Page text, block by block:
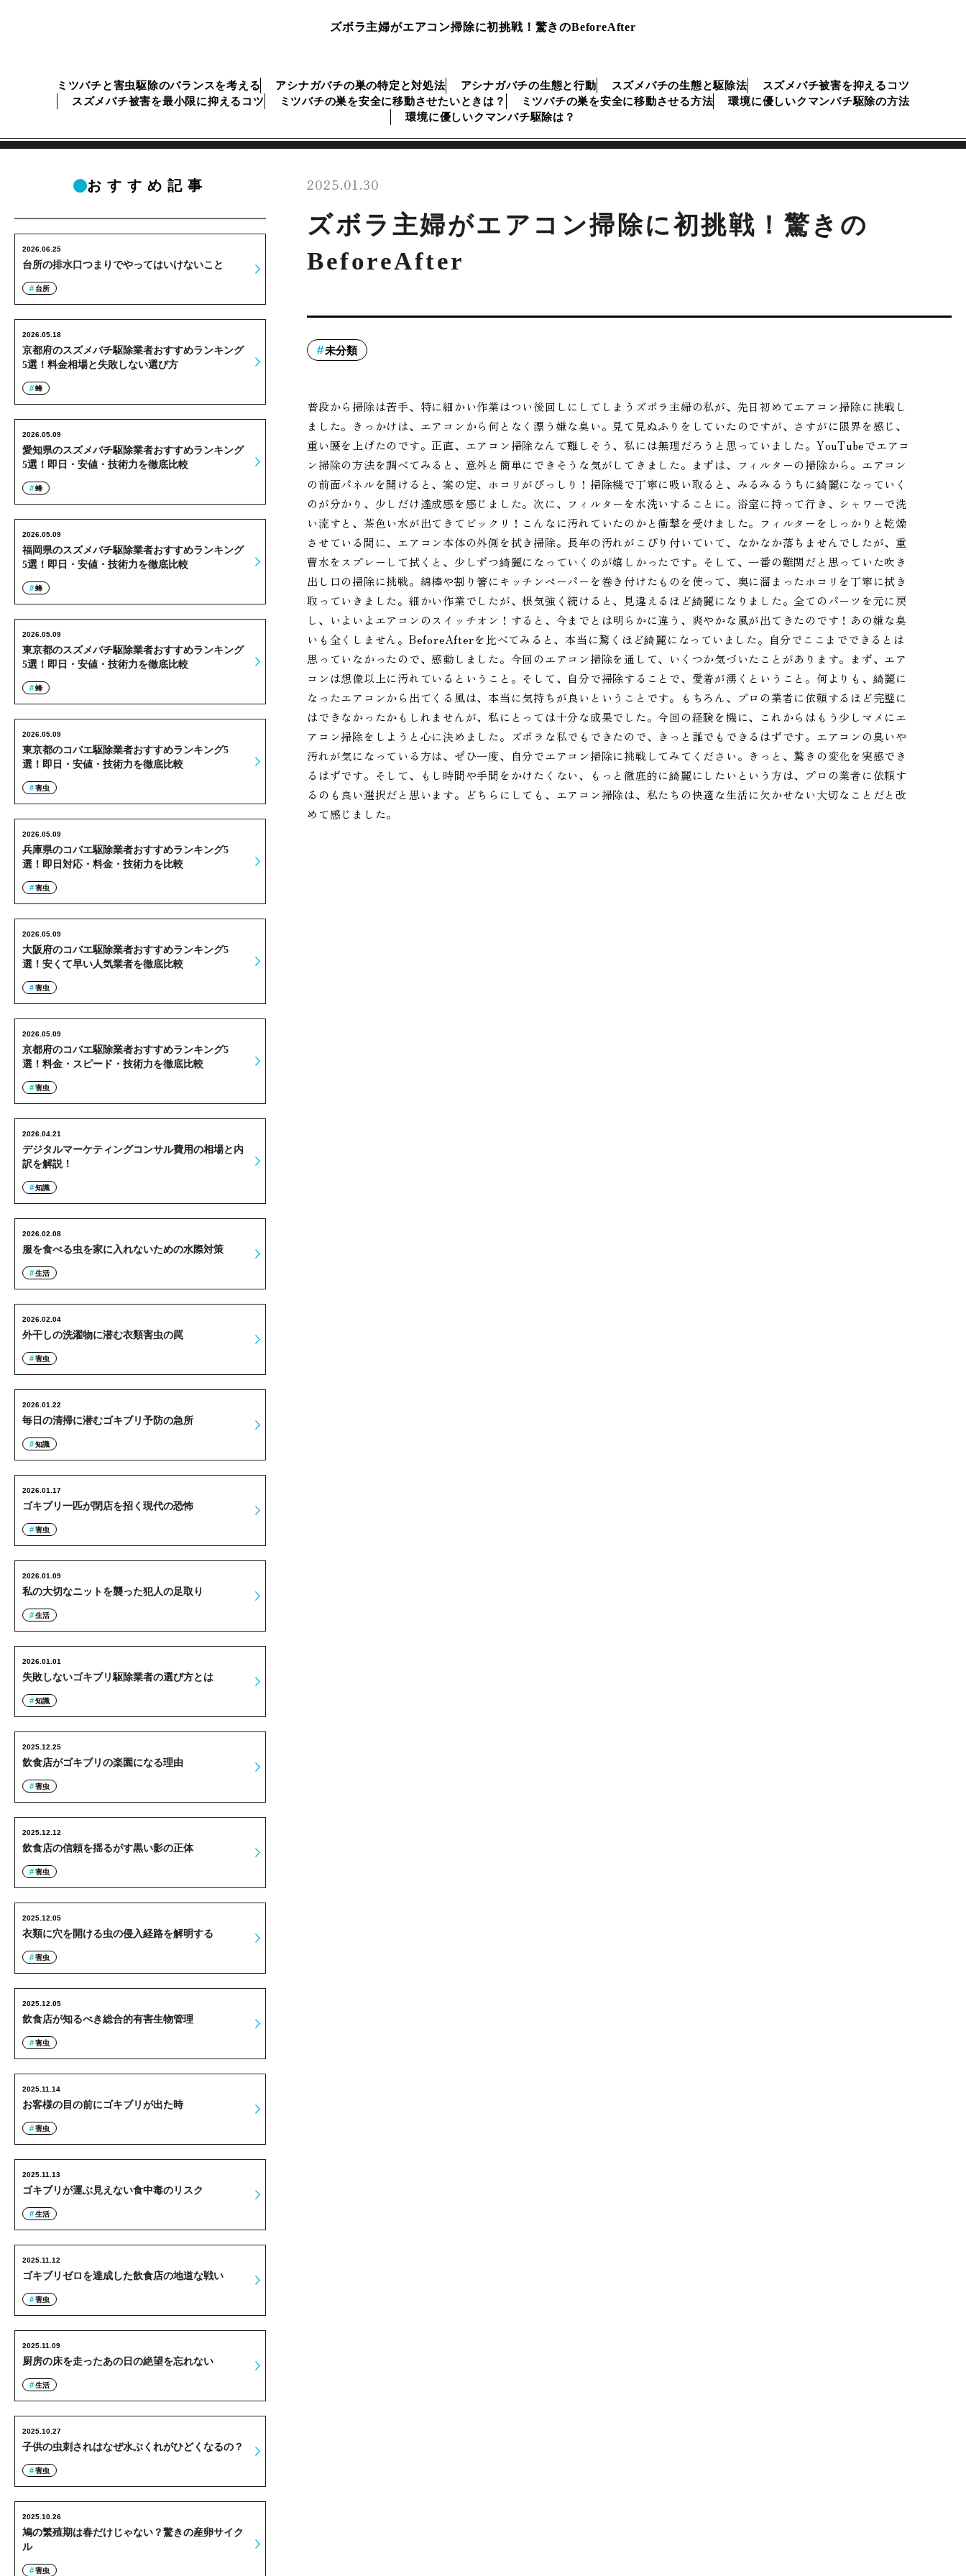
ズボラ主婦がエアコン掃除に初挑戦！驚きのBeforeAfter
ミツバチと害虫駆除のバランスを考える アシナガバチの巣の特定と対処法 アシナガバチの生態と行動 スズメバチの生態と駆除法
スズメバチ被害を抑えるコツ
スズメバチ被害を最小限に抑えるコツ
ミツバチの巣を安全に移動させたいときは？ ミツバチの巣を安全に移動させる方法
環境に優しいクマンバチ駆除の方法
環境に優しいクマンバチ駆除は？
2025.01.30
ズボラ主婦がエアコン掃除に初挑戦！驚きの
BeforeAfter
未分類
普段から掃除は苦手、特に細かい作業はつい後回しにしてしまうズボラ主婦の私が、先日初めてエアコン掃除に挑戦し
ました。きっかけは、エアコンから何となく漂う嫌な臭い。見て見ぬふりをしていたのですが、さすがに限界を感じ、
重い腰を上げたのです。正直、エアコン掃除なんて難しそう、私には無理だろうと思っていました。YouTubeでエアコ
ン掃除の方法を調べてみると、意外と簡単にできそうな気がしてきました。まずは、フィルターの掃除から。エアコン
の前面パネルを開けると、案の定、ホコリがびっしり！掃除機で丁寧に吸い取ると、みるみるうちに綺麗になっていく
のが分かり、少しだけ達成感を感じました。次に、フィルターを水洗いすることに。浴室に持って行き、シャワーで洗
い流すと、茶色い水が出てきてビックリ！こんなに汚れていたのかと衝撃を受けました。フィルターをしっかりと乾燥
させている間に、エアコン本体の外側を拭き掃除。長年の汚れがこびり付いていて、なかなか落ちませんでしたが、重
曹水をスプレーして拭くと、少しずつ綺麗になっていくのが嬉しかったです。そして、一番の難関だと思っていた吹き
出し口の掃除に挑戦。綿棒や割り箸にキッチンペーパーを巻き付けたものを使って、奥に溜まったホコリを丁寧に拭き
取っていきました。細かい作業でしたが、根気強く続けると、見違えるほど綺麗になりました。全てのパーツを元に戻
し、いよいよエアコンのスイッチオン！すると、今までとは明らかに違う、爽やかな風が出てきたのです！あの嫌な臭
いも全くしません。BeforeAfterを比べてみると、本当に驚くほど綺麗になっていました。自分でここまでできるとは
思っていなかったので、感動しました。今回のエアコン掃除を通して、いくつか気づいたことがあります。まず、エア
コンは想像以上に汚れているということ。そして、自分で掃除することで、愛着が湧くということ。何よりも、綺麗に
なったエアコンから出てくる風は、本当に気持ちが良いということです。もちろん、プロの業者に依頼するほど完璧に
はできなかったかもしれませんが、私にとっては十分な成果でした。今回の経験を機に、これからはもう少しマメにエ
アコン掃除をしようと心に決めました。ズボラな私でもできたので、きっと誰でもできるはずです。エアコンの臭いや
汚れが気になっている方は、ぜひ一度、自分でエアコン掃除に挑戦してみてください。きっと、驚きの変化を実感でき
るはずです。そして、もし時間や手間をかけたくない、もっと徹底的に綺麗にしたいという方は、プロの業者に依頼す
るのも良い選択だと思います。どちらにしても、エアコン掃除は、私たちの快適な生活に欠かせない大切なことだと改
めて感じました。
おすすめ記事
台所の排水口つまりでやってはいけないこと
2026.06.25
台所
京都府のスズメバチ駆除業者おすすめランキング
5選！料金相場と失敗しない選び方
2026.05.18
蜂
愛知県のスズメバチ駆除業者おすすめランキング
5選！即日・安値・技術力を徹底比較
2026.05.09
蜂
福岡県のスズメバチ駆除業者おすすめランキング
5選！即日・安値・技術力を徹底比較
2026.05.09
蜂
東京都のスズメバチ駆除業者おすすめランキング
5選！即日・安値・技術力を徹底比較
2026.05.09
蜂
東京都のコバエ駆除業者おすすめランキング5
選！即日・安値・技術力を徹底比較
2026.05.09
害虫
兵庫県のコバエ駆除業者おすすめランキング5
選！即日対応・料金・技術力を比較
2026.05.09
害虫
大阪府のコバエ駆除業者おすすめランキング5
選！安くて早い人気業者を徹底比較
2026.05.09
害虫
京都府のコバエ駆除業者おすすめランキング5
選！料金・スピード・技術力を徹底比較
2026.05.09
害虫
デジタルマーケティングコンサル費用の相場と内
訳を解説！
2026.04.21
知識
服を食べる虫を家に入れないための水際対策
2026.02.08
生活
外干しの洗濯物に潜む衣類害虫の罠
2026.02.04
害虫
毎日の清掃に潜むゴキブリ予防の急所
2026.01.22
知識
ゴキブリ一匹が閉店を招く現代の恐怖
2026.01.17
害虫
私の大切なニットを襲った犯人の足取り
2026.01.09
生活
失敗しないゴキブリ駆除業者の選び方とは
2026.01.01
知識
飲食店がゴキブリの楽園になる理由
2025.12.25
害虫
飲食店の信頼を揺るがす黒い影の正体
2025.12.12
害虫
衣類に穴を開ける虫の侵入経路を解明する
2025.12.05
害虫
飲食店が知るべき総合的有害生物管理
2025.12.05
害虫
お客様の目の前にゴキブリが出た時
2025.11.14
害虫
ゴキブリが運ぶ見えない食中毒のリスク
2025.11.13
生活
ゴキブリゼロを達成した飲食店の地道な戦い
2025.11.12
害虫
厨房の床を走ったあの日の絶望を忘れない
2025.11.09
生活
子供の虫刺されはなぜ水ぶくれがひどくなるの？
2025.10.27
害虫
鳩の繁殖期は春だけじゃない？驚きの産卵サイク
ル
2025.10.26
害虫